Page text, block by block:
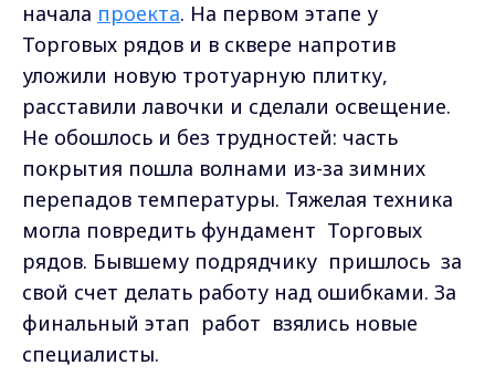
начала проекта. На первом этапе у
Торговых рядов и в сквере напротив
уложили новую тротуарную плитку,
расставили лавочки и сделали освещение.
Не обошлось и без трудностей: часть
покрытия пошла волнами из-за зимних
перепадов температуры. Тяжелая техника
могла повредить фундамент Торговых
рядов. Бывшему подрядчику пришлось за
свой счет делать работу над ошибками. За
финальный этап работ взялись новые
специалисты.